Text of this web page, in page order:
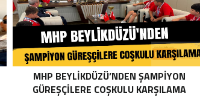
MHP BEYLIKDÜZÜ’NDEN ŞAMPIYON
GÜREŞÇILERE COŞKULU KARŞILAMA